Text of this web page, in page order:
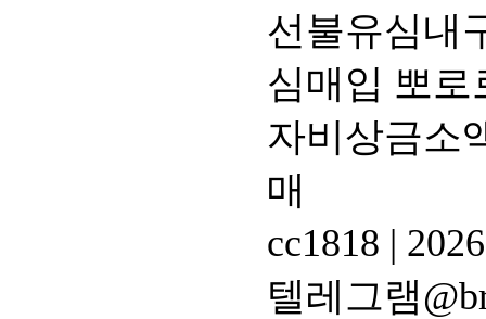
선불유심내
심매입 뽀
자비상금소
매
cc1818 |
텔레그램